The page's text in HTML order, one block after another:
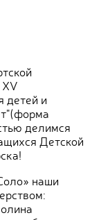
детей и
делимся
Детской
наши